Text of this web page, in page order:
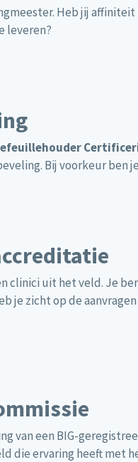
Heb jij
leveren?
Bij voorkeur ben
clinici uit het veld. Je
je zicht op de
van een BIG-
die ervaring heeft met